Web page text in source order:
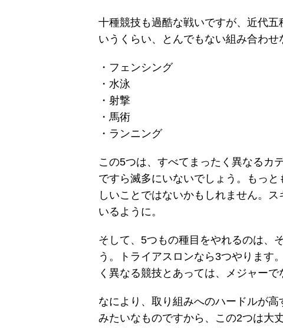
十種競技も過酷な戦いですが、近代
いうくらい、とんでもない組み合わせ
・フェンシング
・水泳
・射撃
・馬術
・ランニング
この5つは、すべてまったく異なるカ
ですら滅多にいないでしょう。もっ
しいことではないかもしれません。
いるように。
そして、5つもの種目をやれるのは、
う。トライアスロンなら3つやります
く異なる競技とあっては、メジャーで
なにより、取り組みへのハードルが
みたいなものですから、この2つは大